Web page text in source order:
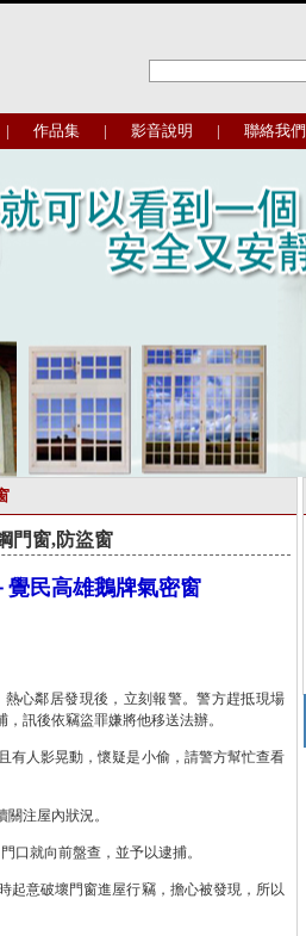
| 作品集 | 影音說明 | 聯絡我們
門窗,防盜窗
覺民高雄鵝牌氣密窗
心鄰居發現後，立刻報警。警方趕抵現場
訊後依竊盜罪嫌將他移送法辦。
有人影晃動，懷疑是小偷，請警方幫忙查看
注屋內狀況。
口就向前盤查，並予以逮捕。
起意破壞門窗進屋行竊，擔心被發現，所以